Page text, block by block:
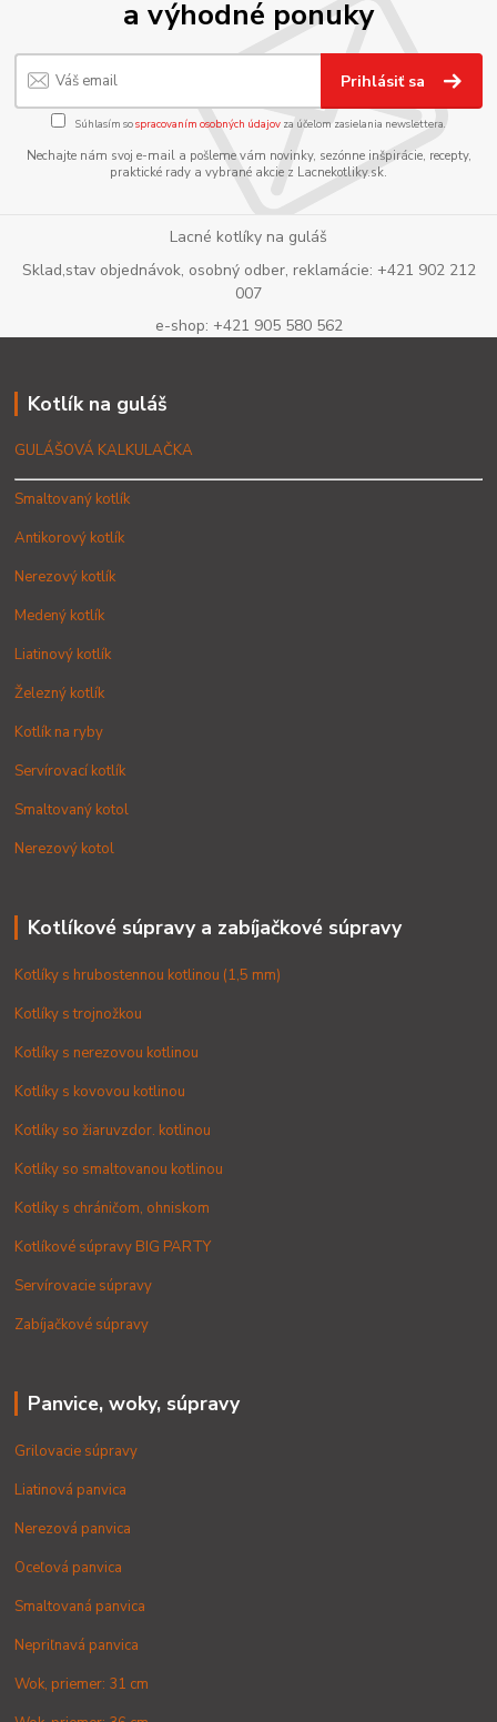
a výhodné ponuky
Prihlásiť sa
Súhlasím sospracovaním osobných údajov za účelom zasielania newslettera.
Nechajte nám svoj e-mail a pošleme vám novinky, sezónne inšpirácie, recepty,
praktické rady a vybrané akcie z Lacnekotliky.sk.
Lacné kotlíky na guláš
Sklad,stav objednávok, osobný odber, reklamácie: +421 902 212
007
e-shop: +421 905 580 562
Kotlík na guláš
GULÁŠOVÁ KALKULAČKA
Smaltovaný kotlík
Antikorový kotlík
Nerezový kotlík
Medený kotlík
Liatinový kotlík
Železný kotlík
Kotlík na ryby
Servírovací kotlík
Smaltovaný kotol
Nerezový kotol
Kotlíkové súpravy a zabíjačkové súpravy
Kotlíky s hrubostennou kotlinou (1,5 mm)
Kotlíky s trojnožkou
Kotlíky s nerezovou kotlinou
Kotlíky s kovovou kotlinou
Kotlíky so žiaruvzdor. kotlinou
Kotlíky so smaltovanou kotlinou
Kotlíky s chráničom, ohniskom
Kotlíkové súpravy BIG PARTY
Servírovacie súpravy
Zabíjačkové súpravy
Panvice, woky, súpravy
Grilovacie súpravy
Liatinová panvica
Nerezová panvica
Oceľová panvica
Smaltovaná panvica
Nepriľnavá panvica
Wok, priemer: 31 cm